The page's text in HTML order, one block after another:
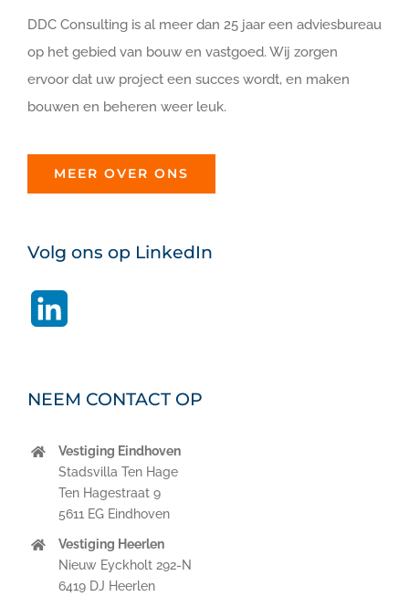
DDC Consulting is al meer dan 25 jaar een adviesbureau
op het gebied van bouw en vastgoed. Wij zorgen
ervoor dat uw project een succes wordt, en maken
bouwen en beheren weer leuk.
MEER OVER ONS
Volg ons op LinkedIn
NEEM CONTACT OP
Vestiging Eindhoven
Stadsvilla Ten Hage
Ten Hagestraat 9
5611 EG Eindhoven
Vestiging Heerlen
Nieuw Eyckholt 292-N
6419 DJ Heerlen